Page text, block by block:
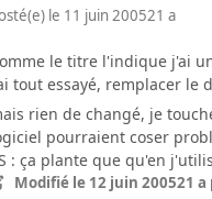
le 11 juin 200521 a
le titre l'indique j'ai
tout essayé, remplacer le
rien de changé, je
pourraient coser
: ça plante que qu'en
Modifié le 12 juin 200521 a